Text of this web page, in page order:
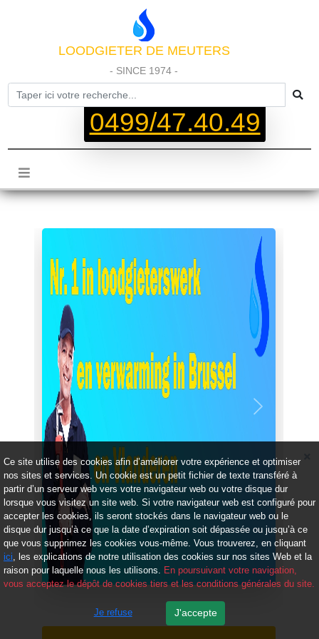
LOODGIETER DE MEUTERS
- SINCE 1974 -
0499/47.40.49
Précédent Suivant
Ce site utilise des cookies afin d’améliorer votre expérience et optimiser
nos sites et services. Un cookie est un petit fichier de texte transféré à
partir d’un serveur web vers votre navigateur web ou votre disque dur
lorsque vous visitez un site web. Si votre navigateur web est configuré pour
accepter les cookies, ils seront stockés dans le navigateur web ou le
disque dur jusqu’à ce que la date d’expiration soit dépassée ou jusqu’à ce
que vous supprimez les cookies vous-même. Vous trouverez, en cliquant
ici, les explications de notre utilisation des cookies sur nos sites Web et la
raison pour laquelle nous les utilisons. En poursuivant votre navigation,
vous acceptez le dépôt de cookies tiers et les conditions générales du site.
Je refuse J'accepte